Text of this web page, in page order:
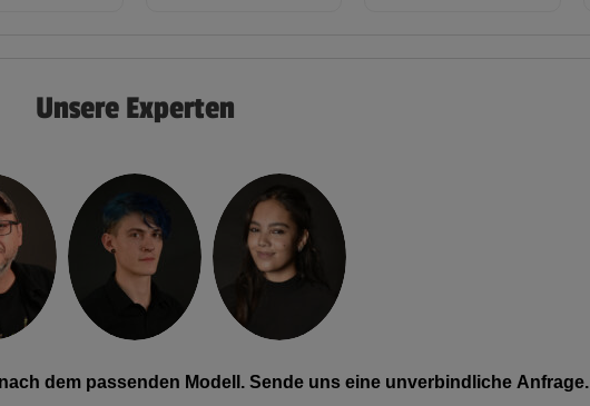
Unsere Experten
dem passenden Modell. Sende uns eine unverbindliche Anfrage.